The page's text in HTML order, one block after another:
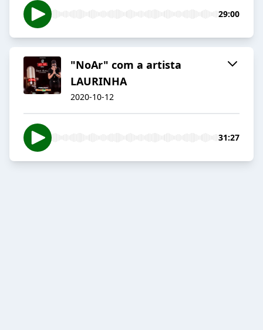
29:00
"NoAr" com a artista
LAURINHA
2020-10-12
31:27